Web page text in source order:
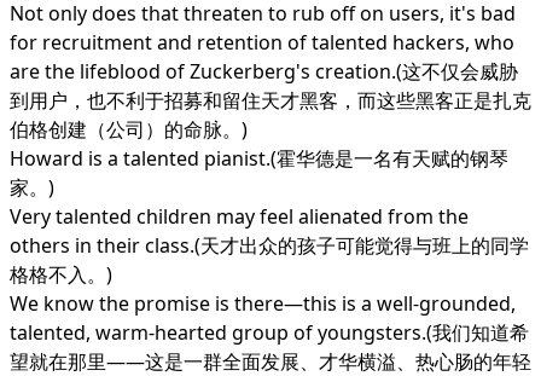
Not only does that threaten to rub off on users, it's bad
for recruitment and retention of talented hackers, who
are the lifeblood of Zuckerberg's creation.(这不仅会威胁
到用户，也不利于招募和留住天才黑客，而这些黑客正是扎克
伯格创建（公司）的命脉。)
Howard is a talented pianist.(霍华德是一名有天赋的钢琴
家。)
Very talented children may feel alienated from the
others in their class.(天才出众的孩子可能觉得与班上的同学
格格不入。)
We know the promise is there—this is a well-grounded,
talented, warm-hearted group of youngsters.(我们知道希
望就在那里——这是一群全面发展、才华横溢、热心肠的年轻